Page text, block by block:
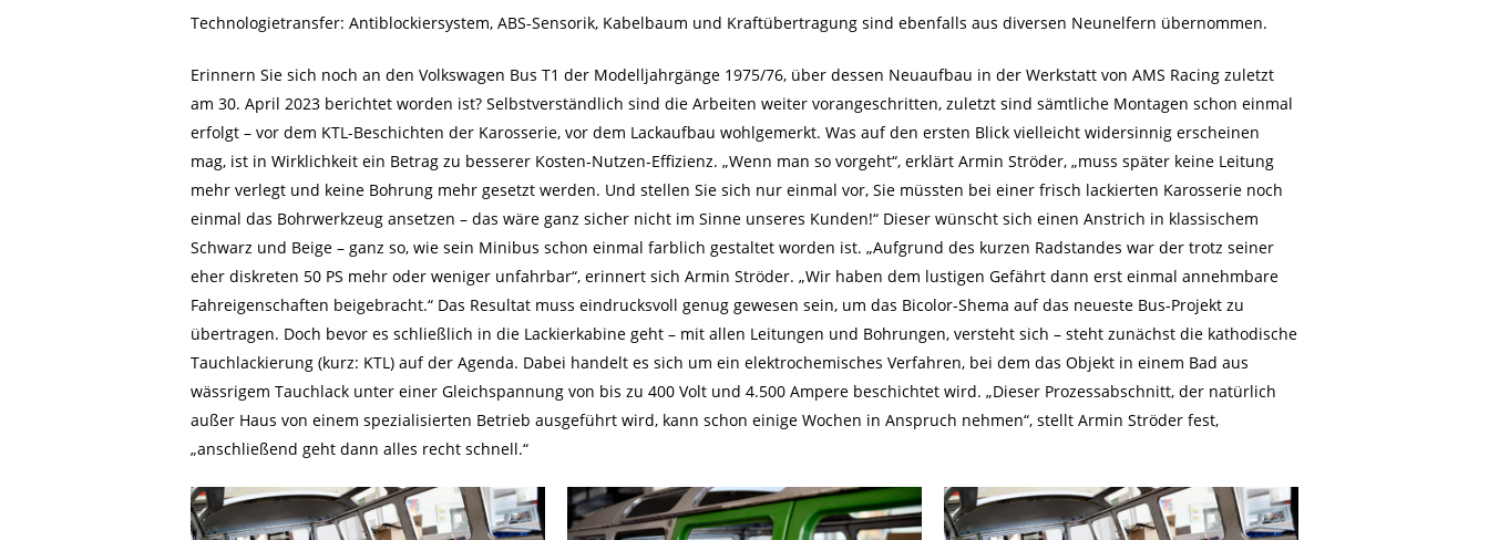
Technologietransfer: Antiblockiersystem, ABS-Sensorik, Kabelbaum und Kraftübertragung sind ebenfalls aus diversen Neunelfern übernommen.
Erinnern Sie sich noch an den Volkswagen Bus T1 der Modelljahrgänge 1975/76, über dessen Neuaufbau in der Werkstatt von AMS Racing zuletzt
am 30. April 2023 berichtet worden ist? Selbstverständlich sind die Arbeiten weiter vorangeschritten, zuletzt sind sämtliche Montagen schon einmal
erfolgt – vor dem KTL-Beschichten der Karosserie, vor dem Lackaufbau wohlgemerkt. Was auf den ersten Blick vielleicht widersinnig erscheinen
mag, ist in Wirklichkeit ein Betrag zu besserer Kosten-Nutzen-Effizienz. „Wenn man so vorgeht“, erklärt Armin Ströder, „muss später keine Leitung
mehr verlegt und keine Bohrung mehr gesetzt werden. Und stellen Sie sich nur einmal vor, Sie müssten bei einer frisch lackierten Karosserie noch
einmal das Bohrwerkzeug ansetzen – das wäre ganz sicher nicht im Sinne unseres Kunden!“ Dieser wünscht sich einen Anstrich in klassischem
Schwarz und Beige – ganz so, wie sein Minibus schon einmal farblich gestaltet worden ist. „Aufgrund des kurzen Radstandes war der trotz seiner
eher diskreten 50 PS mehr oder weniger unfahrbar“, erinnert sich Armin Ströder. „Wir haben dem lustigen Gefährt dann erst einmal annehmbare
Fahreigenschaften beigebracht.“ Das Resultat muss eindrucksvoll genug gewesen sein, um das Bicolor-Shema auf das neueste Bus-Projekt zu
übertragen. Doch bevor es schließlich in die Lackierkabine geht – mit allen Leitungen und Bohrungen, versteht sich – steht zunächst die kathodische
Tauchlackierung (kurz: KTL) auf der Agenda. Dabei handelt es sich um ein elektrochemisches Verfahren, bei dem das Objekt in einem Bad aus
wässrigem Tauchlack unter einer Gleichspannung von bis zu 400 Volt und 4.500 Ampere beschichtet wird. „Dieser Prozessabschnitt, der natürlich
außer Haus von einem spezialisierten Betrieb ausgeführt wird, kann schon einige Wochen in Anspruch nehmen“, stellt Armin Ströder fest,
„anschließend geht dann alles recht schnell.“